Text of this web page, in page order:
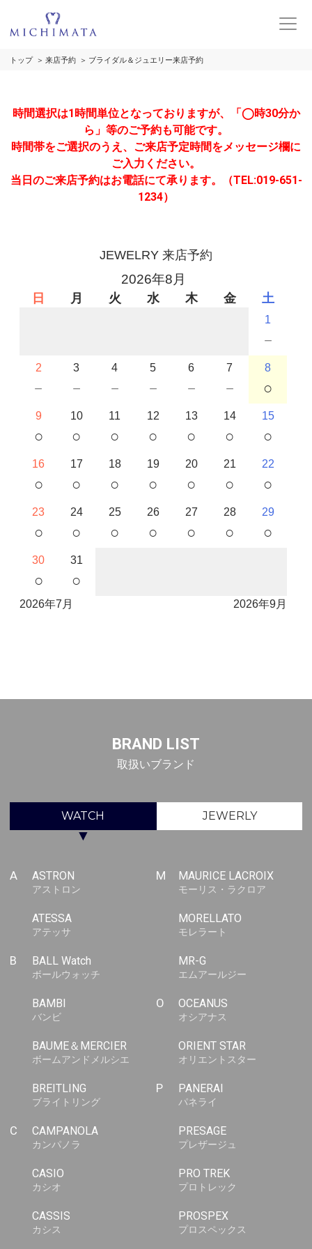
トップ 来店予約 ブライダル＆ジュエリー来店予約
時間選択は1時間単位となっておりますが、「◯時30分か
ら」等のご予約も可能です。
時間帯をご選択のうえ、ご来店予定時間をメッセージ欄に
ご入力ください。
当日のご来店予約はお電話にて承ります。（TEL:019-651-
1234）
JEWELRY 来店予約
2026年8月
日 月 火 水 木 金 土
1
－
2
－
3
－
4
－
5
－
6
－
7
－
8
○
9
○
10
○
11
○
12
○
13
○
14
○
15
○
16
○
17
○
18
○
19
○
20
○
21
○
22
○
23
○
24
○
25
○
26
○
27
○
28
○
29
○
30
○
31
○
2026年7月 2026年9月
BRAND LIST
取扱いブランド
WATCH JEWERLY
▼
A ASTRON
アストロン
ATESSA
アテッサ
B BALL Watch
ボールウォッチ
BAMBI
バンビ
BAUME＆MERCIER
ボームアンドメルシエ
BREITLING
ブライトリング
C CAMPANOLA
カンパノラ
CASIO
カシオ
CASSIS
カシス
M MAURICE LACROIX
モーリス・ラクロア
MORELLATO
モレラート
MR-G
エムアールジー
O OCEANUS
オシアナス
ORIENT STAR
オリエントスター
P PANERAI
パネライ
PRESAGE
プレザージュ
PRO TREK
プロトレック
PROSPEX
プロスペックス